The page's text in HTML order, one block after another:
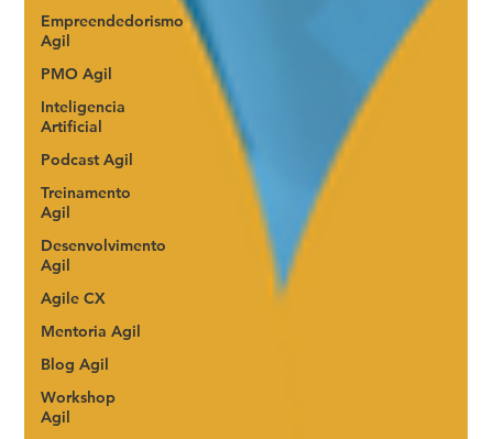
Empreendedorismo
Agil
PMO Agil
Inteligencia
Artificial
Podcast Agil
Treinamento
Agil
Desenvolvimento
Agil
Agile CX
Mentoria Agil
Blog Agil
Workshop
Agil